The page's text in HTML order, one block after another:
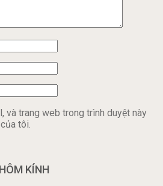
và trang web trong trình duyệt này
tôi.
KÍNH